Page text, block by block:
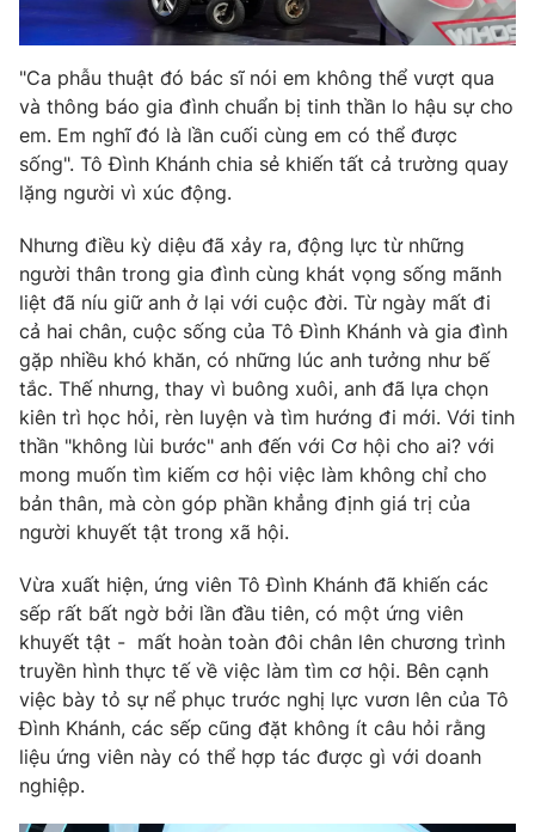
Chuyên mục khác
Photo Infographic
Video
VTV Money VTV Thể thao
VTV Sức khoẻ Bất động sản
Thị trường 24h Tấm lòng Việt
VTV4 Vươn mình bằng AI
VTV9 VTV8
Liên hệ tòa soạn English
THỜI BÁO VTV
"Ca phẫu thuật đó bác sĩ nói em không thể vượt qua
và thông báo gia đình chuẩn bị tinh thần lo hậu sự cho
em. Em nghĩ đó là lần cuối cùng em có thể được
sống". Tô Đình Khánh chia sẻ khiến tất cả trường quay
lặng người vì xúc động.
Nhưng điều kỳ diệu đã xảy ra, động lực từ những
người thân trong gia đình cùng khát vọng sống mãnh
liệt đã níu giữ anh ở lại với cuộc đời. Từ ngày mất đi
cả hai chân, cuộc sống của Tô Đình Khánh và gia đình
gặp nhiều khó khăn, có những lúc anh tưởng như bế
tắc. Thế nhưng, thay vì buông xuôi, anh đã lựa chọn
kiên trì học hỏi, rèn luyện và tìm hướng đi mới. Với tinh
thần "không lùi bước" anh đến với Cơ hội cho ai? với
mong muốn tìm kiếm cơ hội việc làm không chỉ cho
bản thân, mà còn góp phần khẳng định giá trị của
người khuyết tật trong xã hội.
Vừa xuất hiện, ứng viên Tô Đình Khánh đã khiến các
sếp rất bất ngờ bởi lần đầu tiên, có một ứng viên
khuyết tật - mất hoàn toàn đôi chân lên chương trình
truyền hình thực tế về việc làm tìm cơ hội. Bên cạnh
việc bày tỏ sự nể phục trước nghị lực vươn lên của Tô
Đình Khánh, các sếp cũng đặt không ít câu hỏi rằng
liệu ứng viên này có thể hợp tác được gì với doanh
nghiệp.